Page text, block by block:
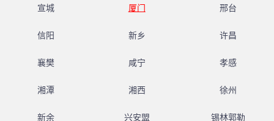
宣城 厦门 邢台
信阳 新乡 许昌
襄樊 咸宁 孝感
湘潭 湘西 徐州
新余 兴安盟 锡林郭勒